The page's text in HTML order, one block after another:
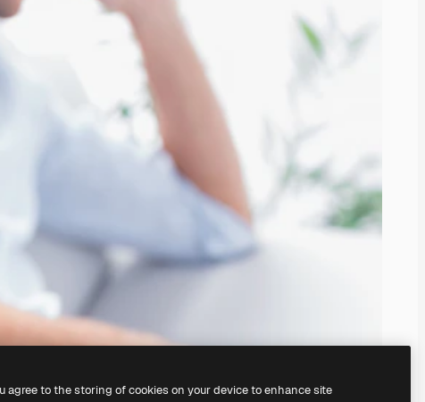
agree to the storing of cookies on your device to enhance site